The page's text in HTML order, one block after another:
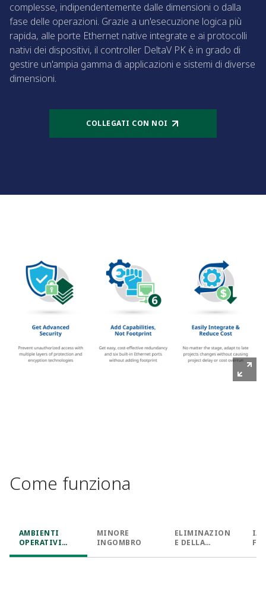
complesse, indipendentemente dalle dimensioni o dalla
fase delle operazioni. Grazie a un'esecuzione logica più
rapida, alle porte Ethernet native integrate e ai protocolli
nativi dei dispositivi, il controller DeltaV PK è in grado di
gestire un'ampia gamma di applicazioni e sistemi di diverse
dimensioni.
COLLEGATI CON NOI
Come funziona
AMBIENTI
OPERATIVI
MINORE
INGOMBRO
ELIMINAZION
E DELLA
I/O